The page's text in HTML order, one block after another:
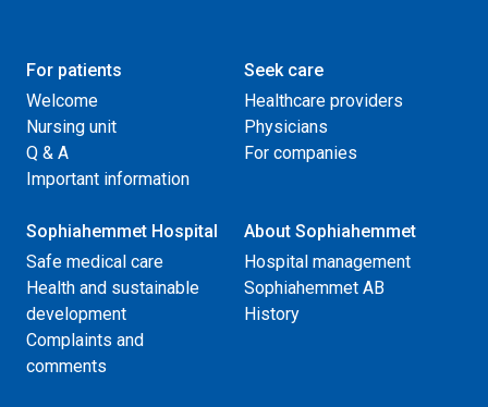
For patients
Welcome
Nursing unit
Q & A
Important information
Seek care
Healthcare providers
Physicians
For companies
Sophiahemmet Hospital
Safe medical care
Health and sustainable
development
Complaints and
comments
About Sophiahemmet
Hospital management
Sophiahemmet AB
History